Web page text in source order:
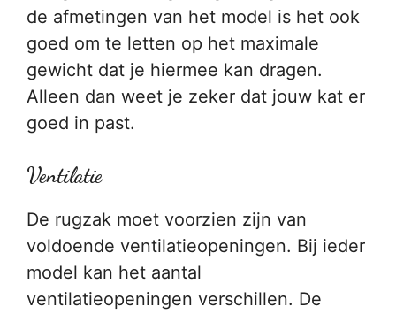
de afmetingen van het model is het ook
goed om te letten op het maximale
gewicht dat je hiermee kan dragen.
Alleen dan weet je zeker dat jouw kat er
goed in past.
Ventilatie
De rugzak moet voorzien zijn van
voldoende ventilatieopeningen. Bij ieder
model kan het aantal
ventilatieopeningen verschillen. De